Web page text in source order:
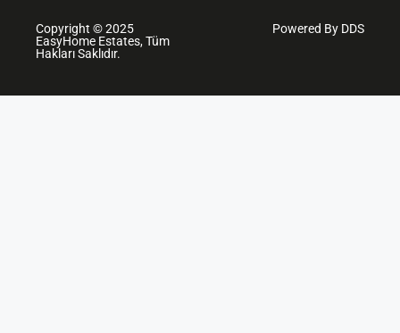
Copyright © 2025
EasyHome Estates, Tüm
Hakları Saklıdır.
Powered By DDS